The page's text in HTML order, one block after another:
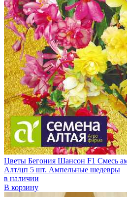
Цветы Бегония Шансон F1 Смесь
Алт/цп 5 шт. Ампельные шедевры
в наличии
В корзину